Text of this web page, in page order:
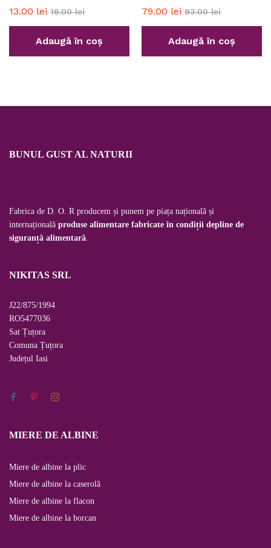
13.00 lei 16.00lei
Adaugă în coș
79.00 lei 93.00lei
Adaugă în coș
BUNUL GUST AL NATURII
Fabrica de D. O. R producem și punem pe piața națională și
internațională produse alimentare fabricate în condiții depline de
siguranță alimentară.
NIKITAS SRL
J22/875/1994
RO5477036
Sat Țuțora
Comuna Țuțora
Județul Iasi
MIERE DE ALBINE
Miere de albine la plic
Miere de albine la caserolă
Miere de albine la flacon
Miere de albine la borcan